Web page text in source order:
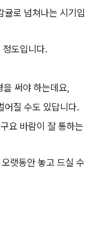
귤로 넘쳐나는 시기입
도입니다.
을 써야 하는데요,
어질 수도 있답니다.
요 바람이 잘 통하는
랫동안 놓고 드실 수